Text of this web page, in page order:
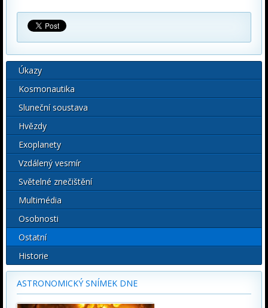
Úkazy
Kosmonautika
Sluneční soustava
Hvězdy
Exoplanety
Vzdálený vesmír
Světelné znečištění
Multimédia
Osobnosti
Ostatní
Historie
ASTRONOMICKÝ SNÍMEK DNE